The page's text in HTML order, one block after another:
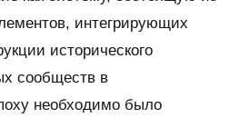
интегрирующих
исторического
сообществ в
необходимо было